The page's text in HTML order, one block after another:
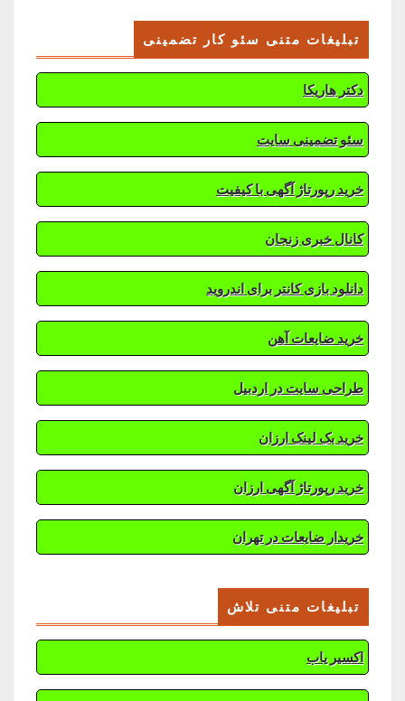
تبلیغات متنی سئو کار تضمینی
دکتر هاریکا
سئو تضمینی سایت
خرید رپورتاژ آگهی با کیفیت
کانال خبری زنجان
دانلود بازی کانتر برای اندروید
خرید ضایعات آهن
طراحی سایت در اردبیل
خرید بک لینک ارزان
خرید رپورتاژ آگهی ارزان
خریدار ضایعات در تهران
تبلیغات متنی تلاش
اکسیر یاب